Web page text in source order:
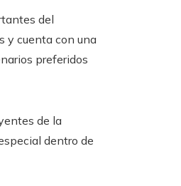
del
y cuenta con una
preferidos
de la
dentro de